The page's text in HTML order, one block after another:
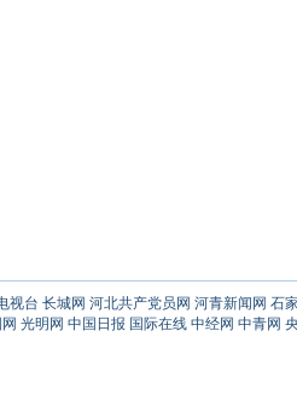
视台 长城网 河北共产党员网 河青新闻网 石
光明网 中国日报 国际在线 中经网 中青网